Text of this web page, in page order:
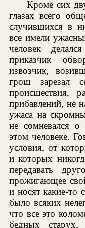
Кроме сих
глазах всего
случившихся в
все имели
человек
приказчик
извозчик,
грош зарезал
происшествия,
прибавлений, не
ужаса на
не сомневался о
этом человеке.
условия, от
и которых
передавать
прожигающее
и носят какие-то
было всяких
что все это
бедных старух,